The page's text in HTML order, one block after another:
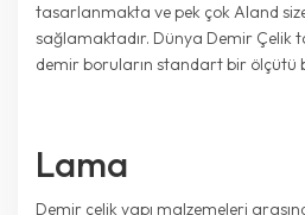
tasarlanmakta ve pek çok Aland size
sağlamaktadır. Dünya Demir Çelik
demir boruların standart bir ölçütü
Lama
Demir çelik yapı malzemeleri